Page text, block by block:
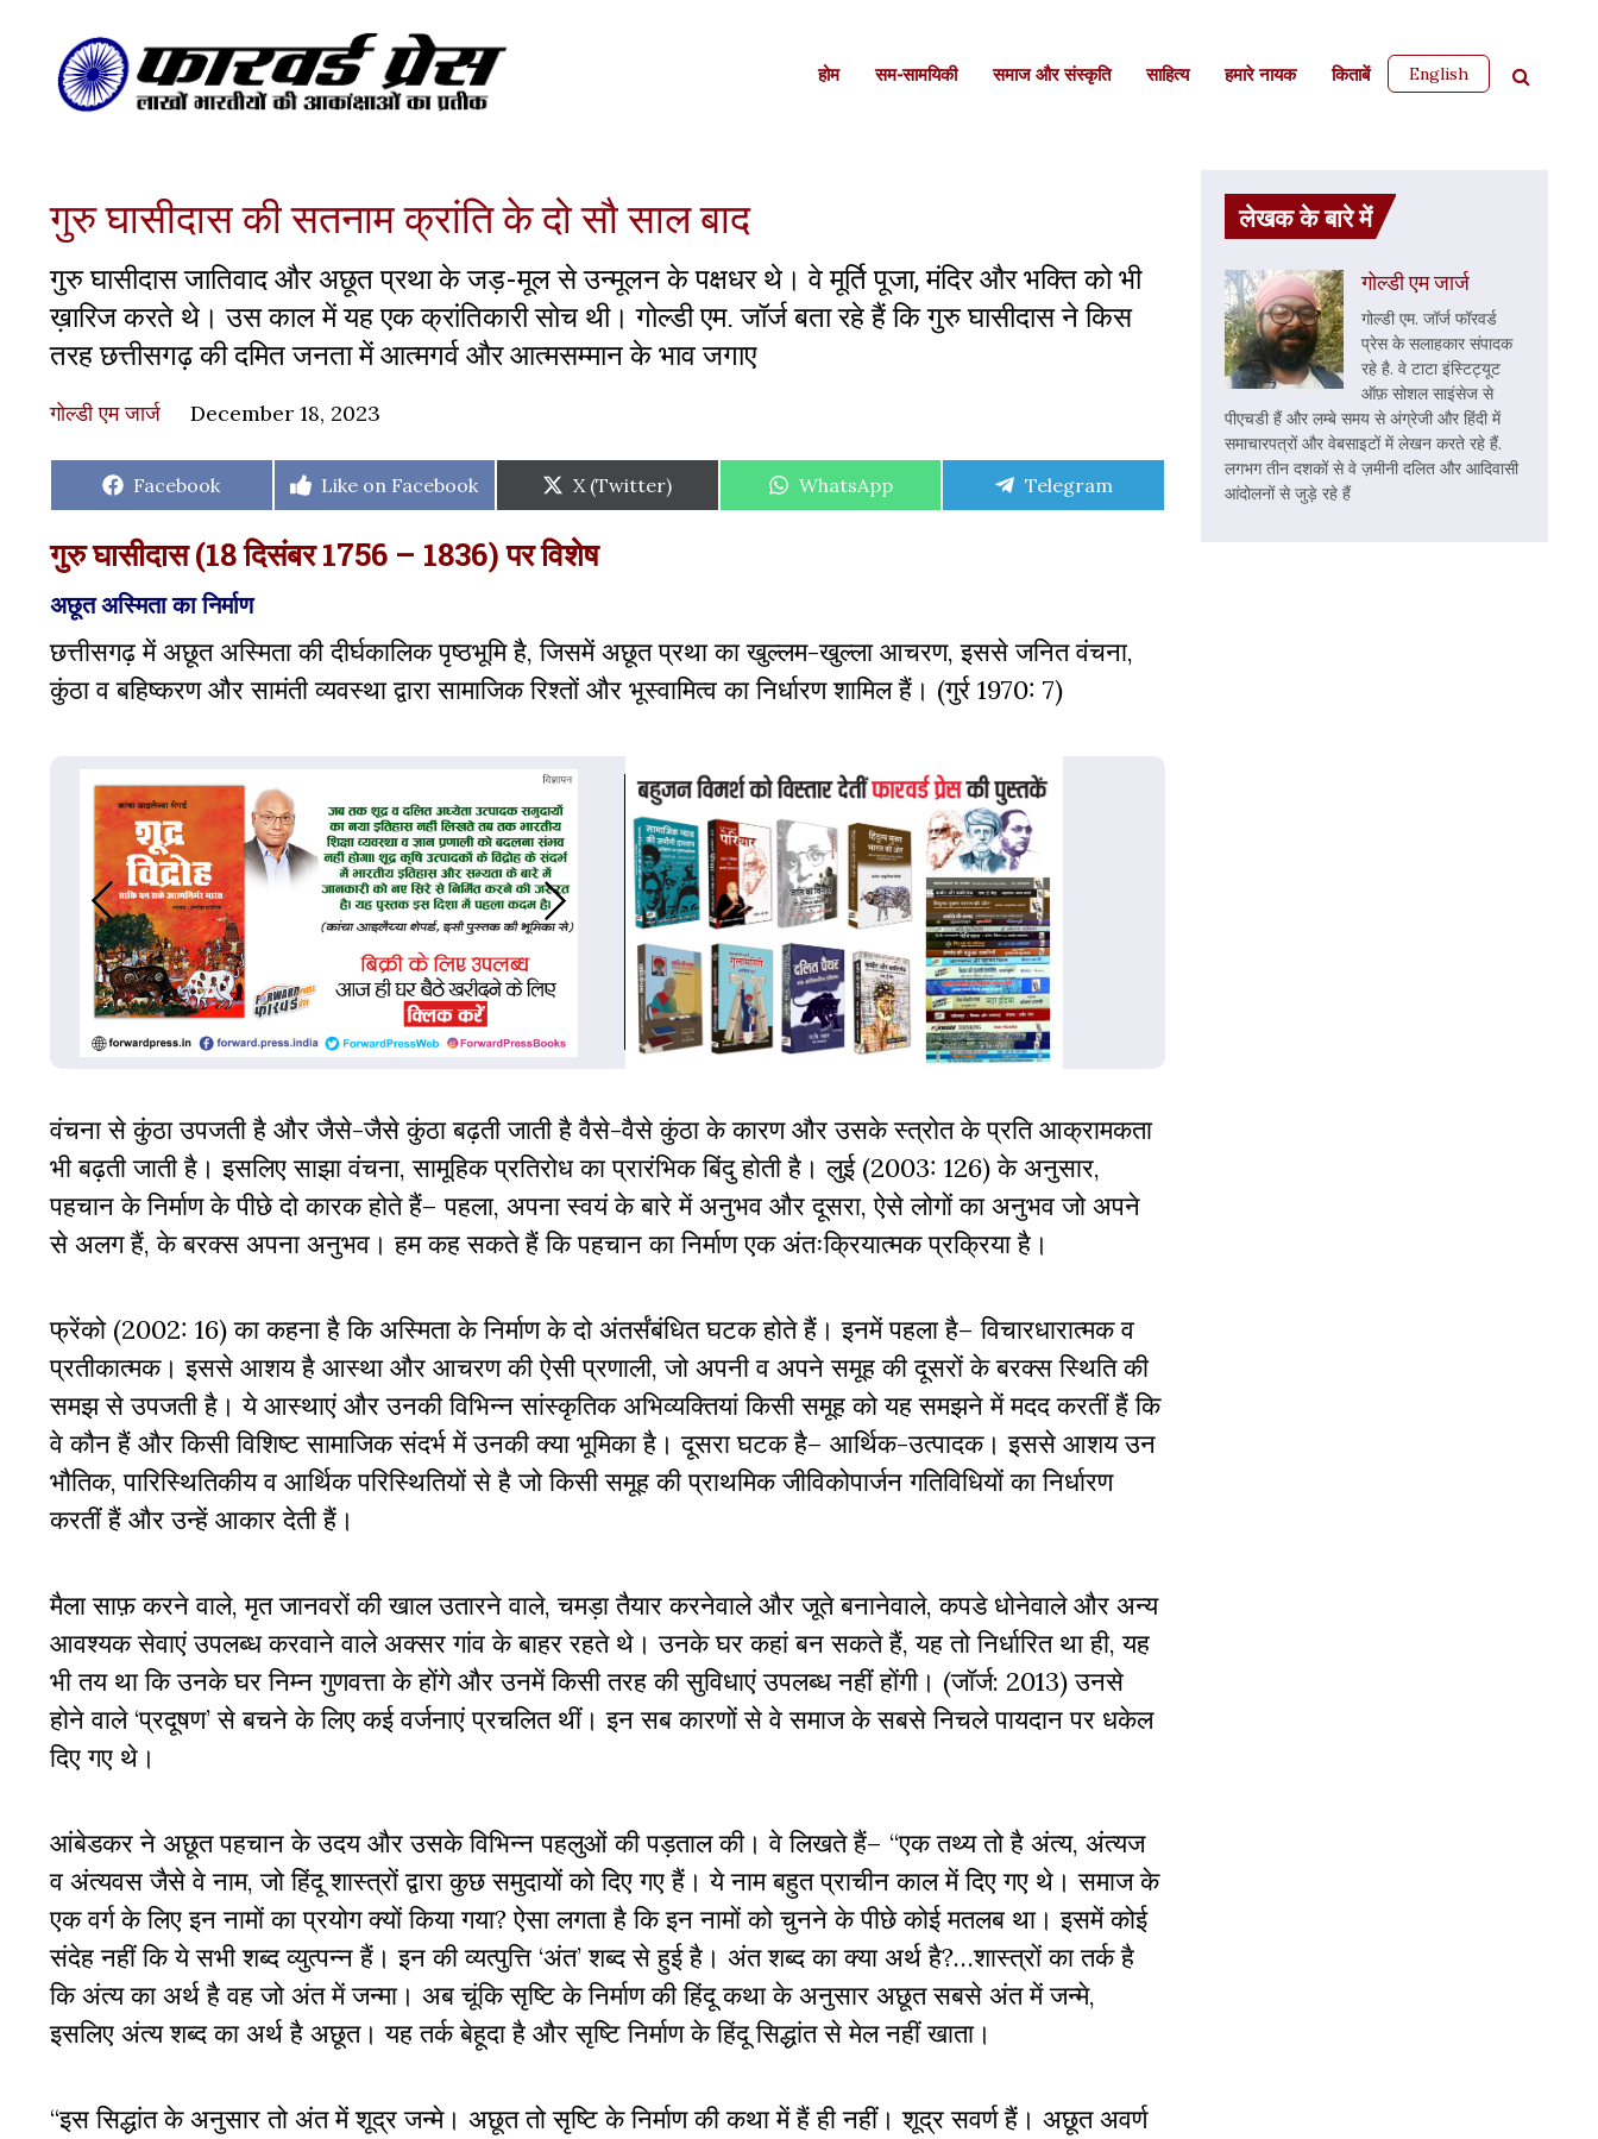
होम सम-सामयिकी समाज और संस्कृति साहित्‍य हमारे नायक किताबें English
गुरु घासीदास की सतनाम क्रांति के दो सौ साल बाद
गुरु घासीदास जातिवाद और अछूत प्रथा के जड़-मूल से उन्मूलन के पक्षधर थे। वे मूर्ति पूजा, मंदिर और भक्ति को भी
ख़ारिज करते थे। उस काल में यह एक क्रांतिकारी सोच थी। गोल्डी एम. जॉर्ज बता रहे हैं कि गुरु घासीदास ने किस
तरह छत्तीसगढ़ की दमित जनता में आत्मगर्व और आत्मसम्मान के भाव जगाए
गोल्डी एम जार्ज December 18, 2023
Share
Facebook
Share
Like on Facebook
Share
on
X (Twitter)
Share
WhatsApp
Share
Telegram
गुरु घासीदास (18 दिसंबर 1756 – 1836) पर विशेष
अछूत अस्मिता का निर्माण
छत्तीसगढ़ में अछूत अस्मिता की दीर्घकालिक पृष्ठभूमि है, जिसमें अछूत प्रथा का खुल्लम-खुल्ला आचरण, इससे जनित वंचना,
कुंठा व बहिष्करण और सामंती व्यवस्था द्वारा सामाजिक रिश्तों और भूस्वामित्व का निर्धारण शामिल हैं। (गुर्र 1970: 7)
वंचना से कुंठा उपजती है और जैसे-जैसे कुंठा बढ़ती जाती है वैसे-वैसे कुंठा के कारण और उसके स्त्रोत के प्रति आक्रामकता
भी बढ़ती जाती है। इसलिए साझा वंचना, सामूहिक प्रतिरोध का प्रारंभिक बिंदु होती है। लुई (2003: 126) के अनुसार,
पहचान के निर्माण के पीछे दो कारक होते हैं– पहला, अपना स्वयं के बारे में अनुभव और दूसरा, ऐसे लोगों का अनुभव जो अपने
से अलग हैं, के बरक्स अपना अनुभव। हम कह सकते हैं कि पहचान का निर्माण एक अंतःक्रियात्मक प्रक्रिया है।
फ्रेंको (2002: 16) का कहना है कि अस्मिता के निर्माण के दोअंतर्संबंधितघटक होते हैं। इनमें पहला है– विचारधारात्मक व
प्रतीकात्मक। इससे आशय है आस्था और आचरण की ऐसी प्रणाली, जो अपनी व अपने समूह की दूसरों के बरक्स स्थिति की
समझ से उपजती है। ये आस्थाएं और उनकी विभिन्न सांस्कृतिक अभिव्यक्तियां किसी समूह को यह समझने में मदद करतीं हैं कि
वे कौन हैं और किसी विशिष्ट सामाजिक संदर्भ में उनकी क्या भूमिका है। दूसरा घटक है– आर्थिक-उत्पादक। इससे आशय उन
भौतिक, पारिस्थितिकीय व आर्थिक परिस्थितियों से है जो किसी समूह की प्राथमिक जीविकोपार्जन गतिविधियों का निर्धारण
करतीं हैं और उन्हें आकार देती हैं।
मैला साफ़ करने वाले, मृत जानवरों की खाल उतारने वाले, चमड़ा तैयार करनेवाले और जूते बनानेवाले, कपडे धोनेवाले और अन्य
आवश्यक सेवाएं उपलब्ध करवाने वाले अक्सर गांव के बाहर रहते थे। उनके घर कहां बन सकते हैं, यह तो निर्धारित था ही, यह
भी तय था कि उनके घर निम्न गुणवत्ता के होंगे और उनमें किसी तरह की सुविधाएं उपलब्ध नहीं होंगी। (जॉर्ज: 2013) उनसे
होने वाले ‘प्रदूषण’ से बचने के लिए कई वर्जनाएं प्रचलित थीं। इन सब कारणों से वे समाज के सबसे निचले पायदान पर धकेल
दिए गए थे।
आंबेडकर ने अछूत पहचान के उदय और उसके विभिन्न पहलुओं की पड़ताल की। वे लिखते हैं– “एक तथ्य तो है अंत्य, अंत्यज
व अंत्यवस जैसे वे नाम, जो हिंदू शास्त्रों द्वारा कुछ समुदायों को दिए गए हैं। ये नाम बहुत प्राचीन काल में दिए गए थे। समाज के
एक वर्ग के लिए इन नामों का प्रयोग क्यों किया गया? ऐसा लगता है कि इन नामों को चुनने के पीछे कोई मतलब था। इसमें कोई
संदेह नहीं कि ये सभी शब्द व्युत्पन्न हैं। इन की व्यत्पुत्ति ‘अंत’ शब्द से हुई है। अंत शब्द का क्या अर्थ है?…शास्त्रों का तर्क है
कि अंत्य का अर्थ है वह जो अंत में जन्मा। अब चूंकि सृष्टि के निर्माण की हिंदू कथा के अनुसार अछूत सबसे अंत में जन्मे,
इसलिए अंत्य शब्द का अर्थ है अछूत। यह तर्क बेहूदा है और सृष्टि निर्माण के हिंदू सिद्धांत से मेल नहीं खाता।
“इस सिद्धांत के अनुसार तो अंत में शूद्र जन्मे। अछूत तो सृष्टि के निर्माण की कथा में हैं ही नहीं। शूद्र सवर्ण हैं। अछूत अवर्ण
लेखक के बारे में
गोल्डी एम जार्ज
गोल्डी एम. जॉर्ज फॉरवर्ड
प्रेस के सलाहकार संपादक
रहे है. वे टाटा इंस्टिट्यूट
ऑफ़ सोशल साइंसेज से
पीएचडी हैं और लम्बे समय से अंग्रेजी और हिंदी में
समाचारपत्रों और वेबसाइटों में लेखन करते रहे हैं.
लगभग तीन दशकों से वे ज़मीनी दलित और आदिवासी
आंदोलनों से जुड़े रहे हैं